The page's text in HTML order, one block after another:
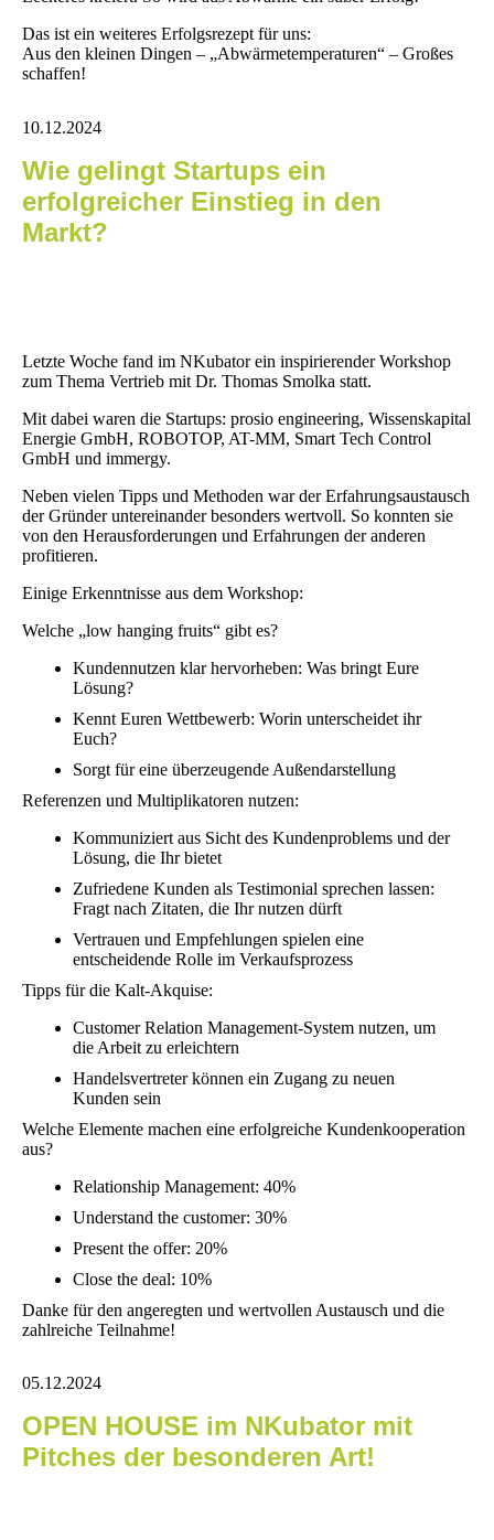
Das ist ein weiteres Erfolgsrezept für uns:
Aus den kleinen Dingen – „Abwärmetemperaturen“ – Großes
schaffen!
10.12.2024
Wie gelingt Startups ein
erfolgreicher Einstieg in den
Markt?
Letzte Woche fand im NKubator ein inspirierender Workshop
zum Thema Vertrieb mit Dr. Thomas Smolka statt.
Mit dabei waren die Startups: prosio engineering, Wissenskapital
Energie GmbH, ROBOTOP, AT-MM, Smart Tech Control
GmbH und immergy.
Neben vielen Tipps und Methoden war der Erfahrungsaustausch
der Gründer untereinander besonders wertvoll. So konnten sie
von den Herausforderungen und Erfahrungen der anderen
profitieren.
Einige Erkenntnisse aus dem Workshop:
Welche „low hanging fruits“ gibt es?
Kundennutzen klar hervorheben: Was bringt Eure
Lösung?
Kennt Euren Wettbewerb: Worin unterscheidet ihr
Euch?
Sorgt für eine überzeugende Außendarstellung
Referenzen und Multiplikatoren nutzen:
Kommuniziert aus Sicht des Kundenproblems und der
Lösung, die Ihr bietet
Zufriedene Kunden als Testimonial sprechen lassen:
Fragt nach Zitaten, die Ihr nutzen dürft
Vertrauen und Empfehlungen spielen eine
entscheidende Rolle im Verkaufsprozess
Tipps für die Kalt-Akquise:
Customer Relation Management-System nutzen, um
die Arbeit zu erleichtern
Handelsvertreter können ein Zugang zu neuen
Kunden sein
Welche Elemente machen eine erfolgreiche Kundenkooperation
aus?
Relationship Management: 40%
Understand the customer: 30%
Present the offer: 20%
Close the deal: 10%
Danke für den angeregten und wertvollen Austausch und die
zahlreiche Teilnahme!
05.12.2024
OPEN HOUSE im NKubator mit
Pitches der besonderen Art!